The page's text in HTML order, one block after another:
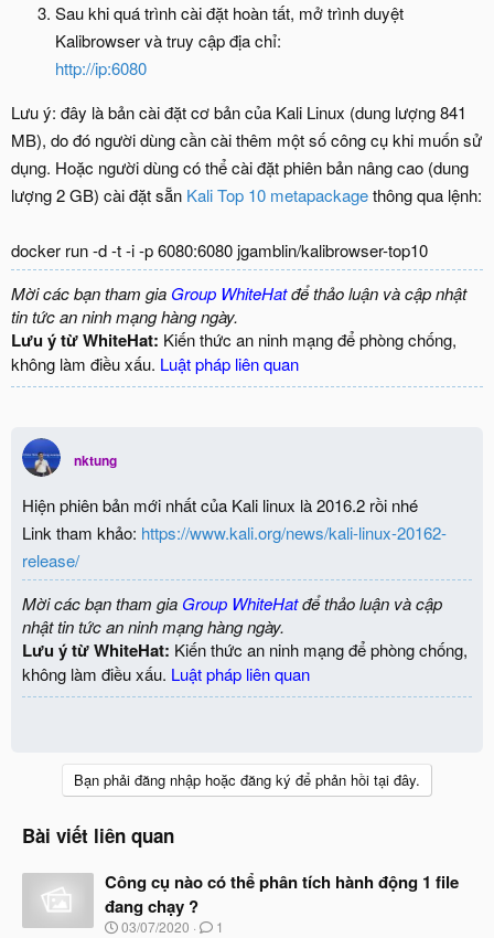
Sau khi quá trình cài đặt hoàn tất, mở trình duyệt
Kalibrowser và truy cập địa chỉ:
http://ip:6080
Lưu ý: đây là bản cài đặt cơ bản của Kali Linux (dung lượng 841
MB), do đó người dùng cần cài thêm một số công cụ khi muốn sử
dụng. Hoặc người dùng có thể cài đặt phiên bản nâng cao (dung
lượng 2 GB) cài đặt sẵn Kali Top 10 metapackagethông qua lệnh:
docker run -d -t -i -p 6080:6080 jgamblin/kalibrowser-top10
Mời các bạn tham gia Group WhiteHatđể thảo luận và cập nhật
tin tức an ninh mạng hàng ngày.
Lưu ý từ WhiteHat: Kiến thức an ninh mạng để phòng chống,
không làm điều xấu. Luật pháp liên quan
nktung
Hiện phiên bản mới nhất của Kali linux là 2016.2 rồi nhé
Link tham khảo: https://www.kali.org/news/kali-linux-20162-
release/
Mời các bạn tham gia Group WhiteHatđể thảo luận và cập
nhật tin tức an ninh mạng hàng ngày.
Lưu ý từ WhiteHat: Kiến thức an ninh mạng để phòng chống,
không làm điều xấu. Luật pháp liên quan
Bạn phải đăng nhập hoặc đăng ký để phản hồi tại đây.
Bài viết liên quan
Công cụ nào có thể phân tích hành động 1 file
đang chạy ?
N
03/07/2020 1